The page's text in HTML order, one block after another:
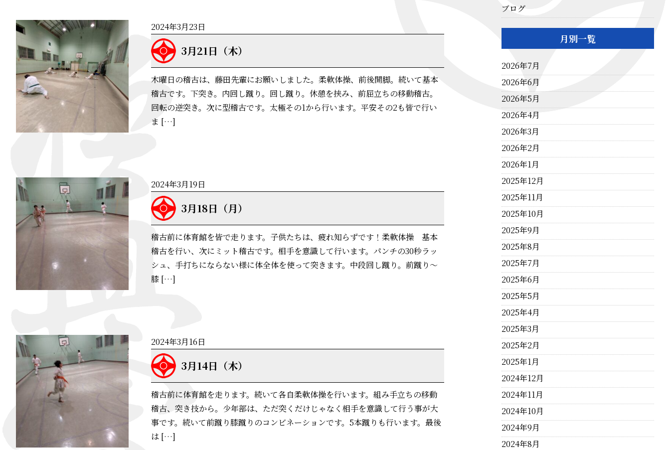
2024年3月23日
3月21日（木）
木曜日の稽古は、藤田先輩にお願いしました。柔軟体操、前後開脚。続いて基本
稽古です。下突き。内回し蹴り。回し蹴り。休憩を挟み、前屈立ちの移動稽古。
回転の逆突き。次に型稽古です。太極その1から行います。平安その2も皆で行い
ま […]
2024年3月19日
3月18日（月）
稽古前に体育館を皆で走ります。子供たちは、疲れ知らずです！柔軟体操 基本
稽古を行い、次にミット稽古です。相手を意識して行います。パンチの30秒ラッ
シュ、手打ちにならない様に体全体を使って突きます。中段回し蹴り。前蹴り～
膝 […]
2024年3月16日
3月14日（木）
稽古前に体育館を走ります。続いて各自柔軟体操を行います。組み手立ちの移動
稽古、突き技から。少年部は、ただ突くだけじゃなく相手を意識して行う事が大
事です。続いて前蹴り膝蹴りのコンビネーションです。5本蹴りも行います。最後
は […]
ブログ
月別一覧
2026年7月
2026年6月
2026年5月
2026年4月
2026年3月
2026年2月
2026年1月
2025年12月
2025年11月
2025年10月
2025年9月
2025年8月
2025年7月
2025年6月
2025年5月
2025年4月
2025年3月
2025年2月
2025年1月
2024年12月
2024年11月
2024年10月
2024年9月
2024年8月